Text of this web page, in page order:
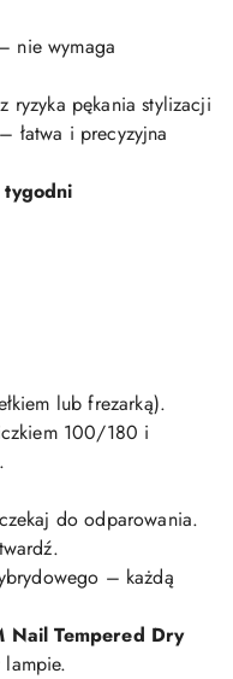
nie wymaga
pękania stylizacji
– łatwa i precyzyjna
tygodni
lub frezarką).
100/180 i
do odparowania.
– każdą
Nail Tempered Dry